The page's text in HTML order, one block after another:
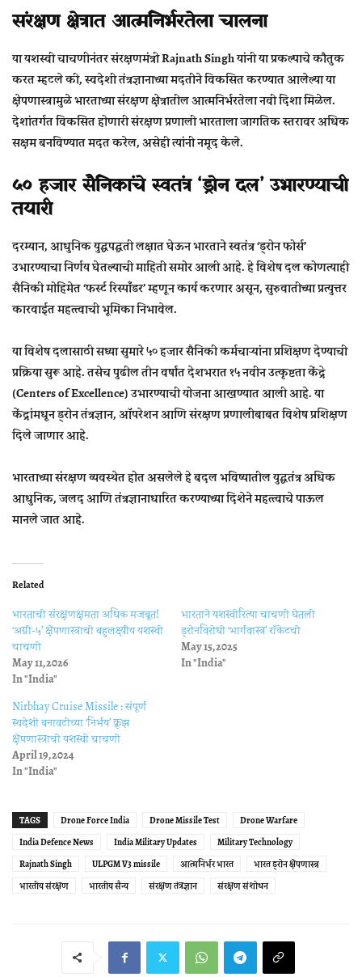
संरक्षण क्षेत्रात आत्मनिर्भरतेला चालना
या यशस्वी चाचणीनंतर संरक्षणमंत्री Rajnath Singh यांनी या प्रकल्पाचे कौतुक
करत म्हटले की, स्वदेशी तंत्रज्ञानाच्या मदतीने विकसित करण्यात आलेल्या या
क्षेपणास्त्रामुळे भारताच्या संरक्षण क्षेत्रातील आत्मनिर्भरतेला नवी दिशा मिळेल.
देशांतर्गत विकसित होणारी संरक्षण प्रणाली भारताला जागतिक स्तरावर अधिक
सक्षम बनविण्यात मदत करेल, असेही त्यांनी नमूद केले.
५० हजार सैनिकांचे स्वतंत्र ‘ड्रोन दल’ उभारण्याची
तयारी
दरम्यान, आधुनिक युद्धपद्धती लक्षात घेऊन भारताने स्वतंत्र‘ड्रोन फोर्स’
उभारण्याचा निर्णय घेतल्याची माहिती समोर आली आहे. हे विशेष दल कोणत्याही
सैनिकी मोहिमेत‘फर्स्ट रिस्पाँडर’म्हणून कार्य करणार असून, सुरुवातीच्या प्रत्युत्तर
कारवाईत महत्त्वाची भूमिका निभावेल.
या विशेष दलासाठी सध्या सुमारे५० हजार सैनिकी कर्मचाऱ्यांना प्रशिक्षणदेण्याची
प्रक्रिया सुरू आहे. तसेच पुढील तीन वर्षांत देशभरात१५ नवीन उत्कृष्टता केंद्रे
(Centers of Excellence)उभारण्याची योजना आखण्यात आली आहे. या
केंद्रांमधून ड्रोन तंत्रज्ञान, ऑपरेशन आणि संरक्षण प्रणालींबाबत विशेष प्रशिक्षण
दिले जाणार आहे.
भारताच्या संरक्षण व्यवस्थेत होत असलेले हे बदल भविष्यातील युद्धतंत्र अधिक
आधुनिक, जलद आणि तंत्रज्ञानाधारित करण्याच्या दिशेने महत्त्वाचे पाऊल
मानले जात आहे.
Related
भारताची संरक्षणक्षमता अधिक मजबूत!
‘अग्नी-५’ क्षेपणास्त्राची बहुलक्ष्यीय यशस्वी
चाचणी
May 11, 2026
In "India"
भारताने यशस्वीरित्या चाचणी घेतली
ड्रोनविरोधी ‘भार्गवास्त्र’ रॉकेटची
May 15, 2025
In "India"
Nirbhay Cruise Missile : संपूर्ण
स्वदेशी बनावटीच्या ‘निर्भय’ क्रूझ
क्षेपणास्त्राची यशस्वी चाचणी
April 19, 2024
In "India"
TAGS Drone Force India Drone Missile Test
Drone Warfare
India Defence News
India Military Updates
Military Technology
Rajnath Singh
ULPGM V3 missile आत्मनिर्भर भारत
भारत ड्रोन क्षेपणास्त्र
भारतीय संरक्षण
भारतीय सैन्य संरक्षण तंत्रज्ञान संरक्षण संशोधन